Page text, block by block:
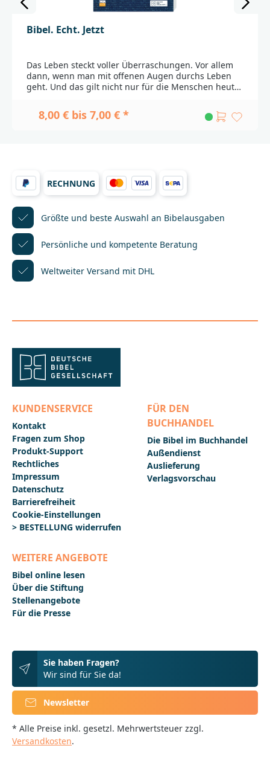
Bibel. Echt. Jetzt
Das Leben steckt voller Überraschungen. Vor allem
dann, wenn man mit offenen Augen durchs Leben
geht. Und das gilt nicht nur für die Menschen heute.
Erfahrungen, die uns heute sehr vertraut
vorkommen. Deshalb lädt Bibel.Echt.Jetzt besonders
die unseren Alltag berühren, und gibt Ratschläge,
Interpretationshilfen und kreative
Selbermachvorschläge insbesondere für junge
Menschen._______________________________________________
______________Bei Fragen zur Produktsicherheit
wenden Sie sich bitte an:Deutsche
BibelgesellschaftBalinger Str. 31 A70567
Stuttgartproduktsicherheit@dbg.de
8,00 € bis 7,00 € *
RECHNUNG
Größte und beste Auswahl an Bibelausgaben
Persönliche und kompetente Beratung
Weltweiter Versand mit DHL
KUNDENSERVICE
Kontakt
Fragen zum Shop
Produkt-Support
Rechtliches
Impressum
Datenschutz
Barrierefreiheit
Cookie-Einstellungen
> BESTELLUNG widerrufen
FÜR DEN
BUCHHANDEL
Die Bibel im Buchhandel
Außendienst
Auslieferung
Verlagsvorschau
WEITERE ANGEBOTE
Bibel online lesen
Über die Stiftung
Stellenangebote
Für die Presse
Sie haben Fragen?
Wir sind für Sie da!
Newsletter
* Alle Preise inkl. gesetzl. Mehrwertsteuer zzgl.
Versandkosten.